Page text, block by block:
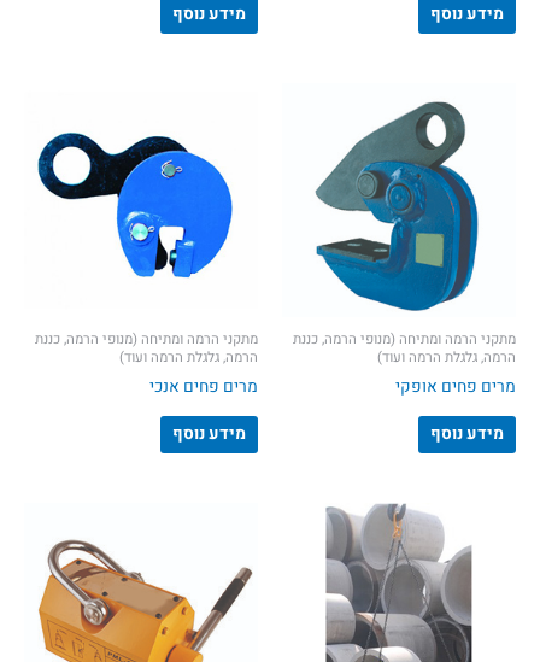
מידע נוסף
מידע נוסף
מתקני הרמה ומתיחה (מנופי הרמה, כננת
הרמה, גלגלת הרמה ועוד)
מרים פחים אופקי
מידע נוסף
מתקני הרמה ומתיחה (מנופי הרמה, כננת
הרמה, גלגלת הרמה ועוד)
מרים פחים אנכי
מידע נוסף